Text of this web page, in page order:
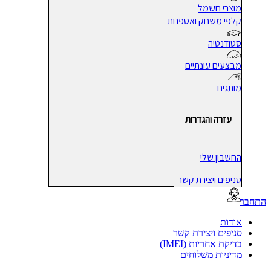
מוצרי חשמל
קלפי משחק ואספנות
סטודנטיה
מבצעים עונתיים
מותגים
עזרה והגדרות
החשבון שלי
סניפים ויצירת קשר
אודות
סניפים ויצירת קשר
בדיקת אחריות (IMEI)
מדיניות משלוחים